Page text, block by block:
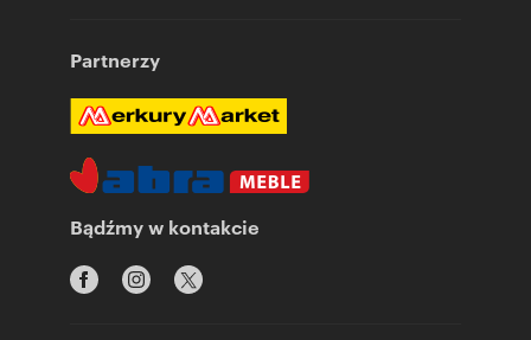
Partnerzy
Bądźmy w kontakcie